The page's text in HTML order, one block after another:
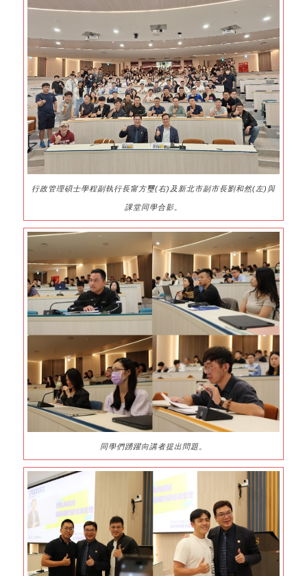
行政管理碩士學程副執行長甯方璽(右)及新北市副市長劉和然(左)與
課堂同學合影。
同學們踴躍向講者提出問題。